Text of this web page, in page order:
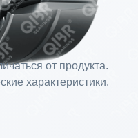
от продукта.
характеристики.